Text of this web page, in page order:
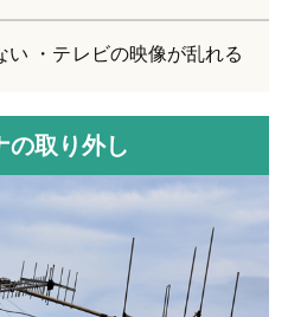
・テレビの映像が乱れる
の取り外し